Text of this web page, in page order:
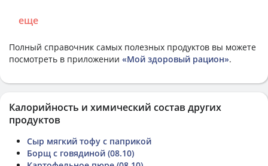
еще
Полный справочник самых полезных продуктов вы можете
посмотреть в приложении «Мой здоровый рацион».
Калорийность и химический состав других
продуктов
Сыр мягкий тофу с паприкой
Борщ с говядиной (08.10)